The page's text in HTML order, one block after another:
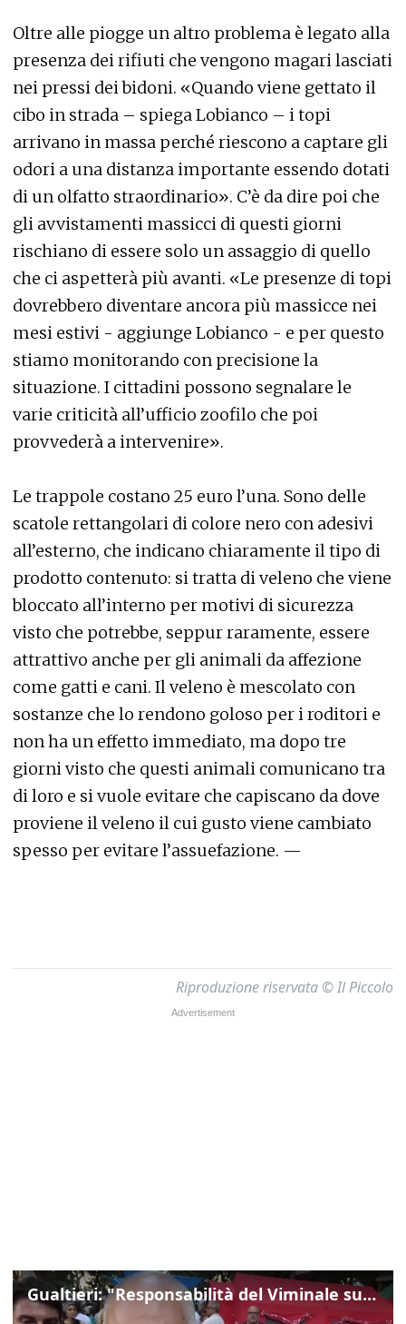
Oltre alle piogge un altro problema è legato alla
presenza dei rifiuti che vengono magari lasciati
nei pressi dei bidoni. «Quando viene gettato il
cibo in strada – spiega Lobianco – i topi
arrivano in massa perché riescono a captare gli
odori a una distanza importante essendo dotati
di un olfatto straordinario». C’è da dire poi che
gli avvistamenti massicci di questi giorni
rischiano di essere solo un assaggio di quello
che ci aspetterà più avanti. «Le presenze di topi
dovrebbero diventare ancora più massicce nei
mesi estivi - aggiunge Lobianco - e per questo
stiamo monitorando con precisione la
situazione. I cittadini possono segnalare le
varie criticità all’ufficio zoofilo che poi
provvederà a intervenire».
Le trappole costano 25 euro l’una. Sono delle
scatole rettangolari di colore nero con adesivi
all’esterno, che indicano chiaramente il tipo di
prodotto contenuto: si tratta di veleno che viene
bloccato all’interno per motivi di sicurezza
visto che potrebbe, seppur raramente, essere
attrattivo anche per gli animali da affezione
come gatti e cani. Il veleno è mescolato con
sostanze che lo rendono goloso per i roditori e
non ha un effetto immediato, ma dopo tre
giorni visto che questi animali comunicano tra
di loro e si vuole evitare che capiscano da dove
proviene il veleno il cui gusto viene cambiato
spesso per evitare l’assuefazione. —
Riproduzione riservata © Il Piccolo
Gualtieri: "Responsabilità del Viminale su Spin Time? La posizione dei partiti è nota"